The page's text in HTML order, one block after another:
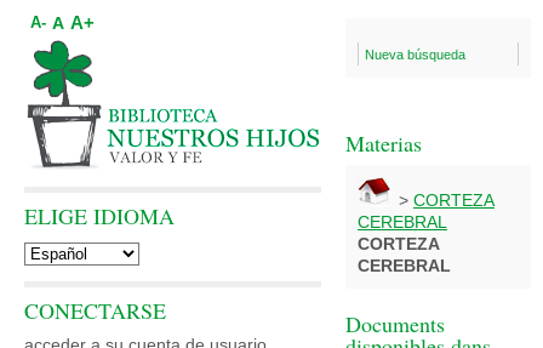
Nueva búsqueda
Materias
> CORTEZA
CEREBRAL
CORTEZA
CEREBRAL
Documents
A- A A+
ELIGE IDIOMA
CONECTARSE